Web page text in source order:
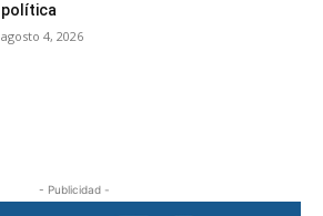
política
agosto 4, 2026
- Publicidad -